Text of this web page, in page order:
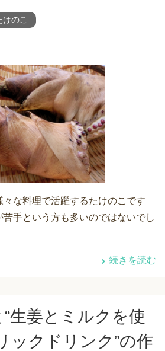
けのこ
な料理で活躍するたけのこです
手という方も多いのではないでし
続きを読む
“生姜とミルクを使
ックドリンク”の作